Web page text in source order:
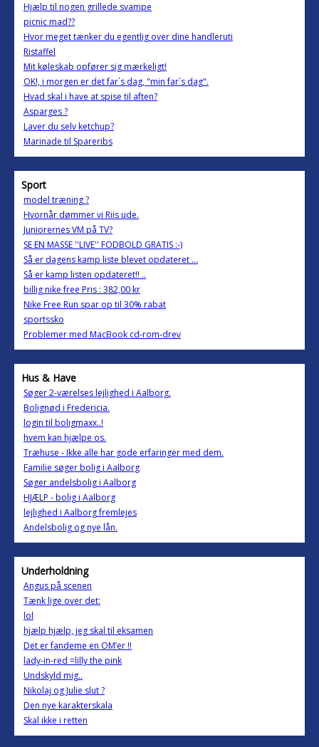
Hjælp til nogen grillede svampe
picnic mad??
Hvor meget tænker du egentlig over dine handleruti
Ristaffel
Mit køleskab opfører sig mærkeligt!
OK!, i morgen er det far`s dag, "min far`s dag".
Hvad skal i have at spise til aften?
Asparges ?
Laver du selv ketchup?
Marinade til Spareribs
Sport
model træning ?
Hvornår dømmer vi Riis ude.
Juniorernes VM på TV?
SE EN MASSE ''LIVE'' FODBOLD GRATIS :-)
Så er dagens kamp liste blevet opdateret ...
Så er kamp listen opdateret!! ..
billig nike free Pris : 382,00 kr
Nike Free Run spar op til 30% rabat
sportssko
Problemer med MacBook cd-rom-drev
Hus & Have
Søger 2-værelses lejlighed i Aalborg.
Bolignød i Fredericia.
login til boligmaxx..!
hvem kan hjælpe os.
Træhuse - Ikke alle har gode erfaringer med dem.
Familie søger bolig i Aalborg
Søger andelsbolig i Aalborg
HJÆLP - bolig i Aalborg
lejlighed i Aalborg fremlejes
Andelsbolig og nye lån.
Underholdning
Angus på scenen
Tænk lige over det:
lol
hjælp hjælp, jeg skal til eksamen
Det er fandeme en OM’er !!
lady-in-red =lilly the pink
Undskyld mig..
Nikolaj og Julie slut ?
Den nye karakterskala
Skal ikke i retten